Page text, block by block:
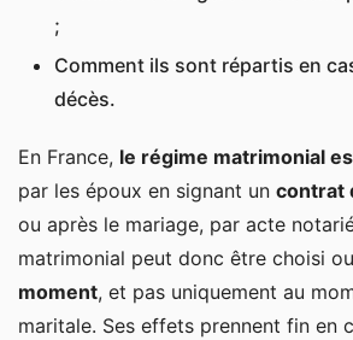
4 critères clés pour bien choisir
matrimonial
Votre patrimoine actuel et futur
Votre situation familiale
La protection du conjoint
Les clauses et aménagements
votre régime matrimonial
;
Comment ils sont répartis en
décès.
En France, le régime matrimonial
par les époux en signant un contrat
ou après le mariage, par acte
matrimonial peut donc être choisi ou
moment, et pas uniquement au
maritale. Ses effets prennent fin en